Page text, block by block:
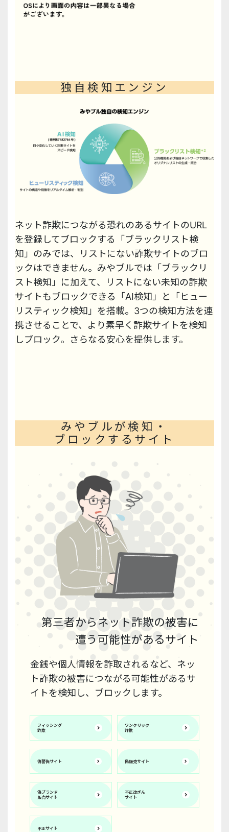
独自検知エンジン
ネット詐欺につながる恐れのあるサイトのURL
を登録してブロックする「ブラックリスト検
知」のみでは、リストにない詐欺サイトのブロ
ックはできません。みやブルでは「ブラックリ
スト検知」に加えて、リストにない未知の詐欺
サイトもブロックできる「AI検知」と「ヒュー
リスティック検知」を搭載。3つの検知方法を連
携させることで、より素早く詐欺サイトを検知
しブロック。さらなる安心を提供します。
みやブルが検知・
ブロックするサイト
第三者からネット詐欺の被害に
遭う可能性があるサイト
金銭や個人情報を詐取されるなど、ネッ
ト詐欺の被害につながる可能性があるサ
イトを検知し、ブロックします。
フィッシング
詐欺
ワンクリック
詐欺
偽警告サイト 偽販売サイト
偽ブランド
販売サイト
不正改ざん
サイト
不正サイト